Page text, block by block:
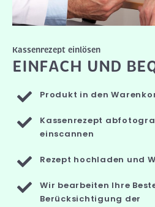
Kassenrezept einlösen
EINFACH UND
Produkt in den
Kassenrezept
einscannen
Rezept hochladen und
Wir bearbeiten Ihre
Berücksichtigung der